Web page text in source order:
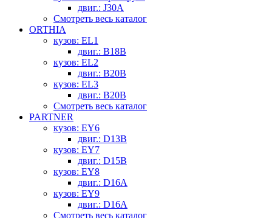
двиг.: J30A
Смотреть весь каталог
ORTHIA
кузов: EL1
двиг.: B18B
кузов: EL2
двиг.: B20B
кузов: EL3
двиг.: B20B
Смотреть весь каталог
PARTNER
кузов: EY6
двиг.: D13B
кузов: EY7
двиг.: D15B
кузов: EY8
двиг.: D16A
кузов: EY9
двиг.: D16A
Смотреть весь каталог